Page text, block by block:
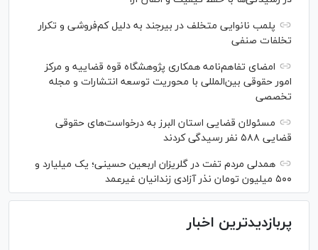
پلمب نانوایی متخلف در بیرجند به دلیل کم‌فروشی و تکرار
تخلفات صنفی
امضای تفاهم‌نامه همکاری پژوهشگاه قوه قضاییه و مرکز
امور حقوقی بین‌المللی با محوریت توسعه انتشارات و مجله
تخصصی
مسئولان قضایی استان البرز به درخواست‌های حقوقی
قضایی ۵۸۸ نفر رسیدگی کردند
همدلی مردم تفت در گلریزان اربعین حسینی؛ یک میلیارد و
۵۰۰ میلیون تومان نذر آزادی زندانیان غیرعمد
پربازدیدترین اخبار